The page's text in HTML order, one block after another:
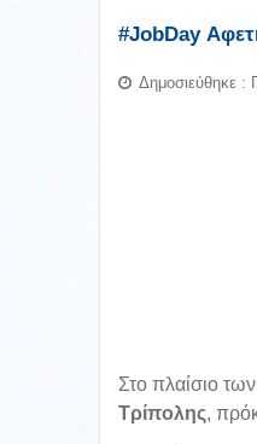
#JobDay
Δημοσιεύθηκε :
Στο πλαίσιο
Τρίπολης,